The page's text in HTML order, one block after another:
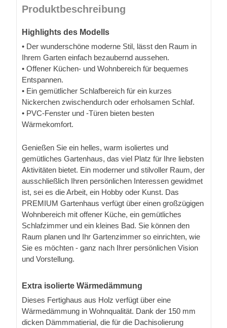
Produktbeschreibung
Highlights des Modells
• Der wunderschöne moderne Stil, lässt den Raum in
Ihrem Garten einfach bezaubernd aussehen.
• Offener Küchen- und Wohnbereich für bequemes
Entspannen.
• Ein gemütlicher Schlafbereich für ein kurzes
Nickerchen zwischendurch oder erholsamen Schlaf.
• PVC-Fenster und -Türen bieten besten
Wärmekomfort.
Genießen Sie ein helles, warm isoliertes und
gemütliches Gartenhaus, das viel Platz für Ihre liebsten
Aktivitäten bietet. Ein moderner und stilvoller Raum, der
ausschließlich Ihren persönlichen Interessen gewidmet
ist, sei es die Arbeit, ein Hobby oder Kunst. Das
PREMIUM Gartenhaus verfügt über einen großzügigen
Wohnbereich mit offener Küche, ein gemütliches
Schlafzimmer und ein kleines Bad. Sie können den
Raum planen und Ihr Gartenzimmer so einrichten, wie
Sie es möchten - ganz nach Ihrer persönlichen Vision
und Vorstellung.
Extra isolierte Wärmedämmung
Dieses Fertighaus aus Holz verfügt über eine
Wärmedämmung in Wohnqualität. Dank der 150 mm
dicken Dämmmatierial, die für die Dachisolierung